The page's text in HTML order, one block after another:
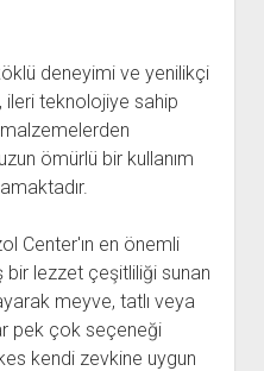
deneyimi ve yenilikçi
ileri teknolojiye sahip
ömürlü bir kullanım
Center'ın en önemli
bir lezzet çeşitliliği sunan
meyve, tatlı veya
pek çok seçeneği
kendi zevkine uygun